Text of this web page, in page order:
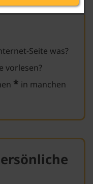
Seite was?
vorlesen?
* in manchen